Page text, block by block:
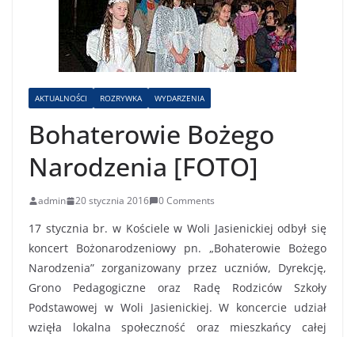
AKTUALNOŚCI ROZRYWKA WYDARZENIA
Bohaterowie Bożego
Narodzenia [FOTO]
admin 20 stycznia 2016 0 Comments
17 stycznia br. w Kościele w Woli Jasienickiej odbył się
koncert Bożonarodzeniowy pn. „Bohaterowie Bożego
Narodzenia” zorganizowany przez uczniów, Dyrekcję,
Grono Pedagogiczne oraz Radę Rodziców Szkoły
Podstawowej w Woli Jasienickiej. W koncercie udział
wzięła lokalna społeczność oraz mieszkańcy całej